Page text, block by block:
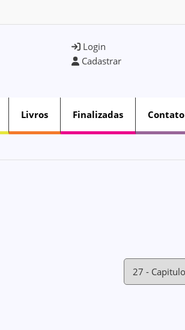
Login
Cadastrar
Livros Finalizadas Contato